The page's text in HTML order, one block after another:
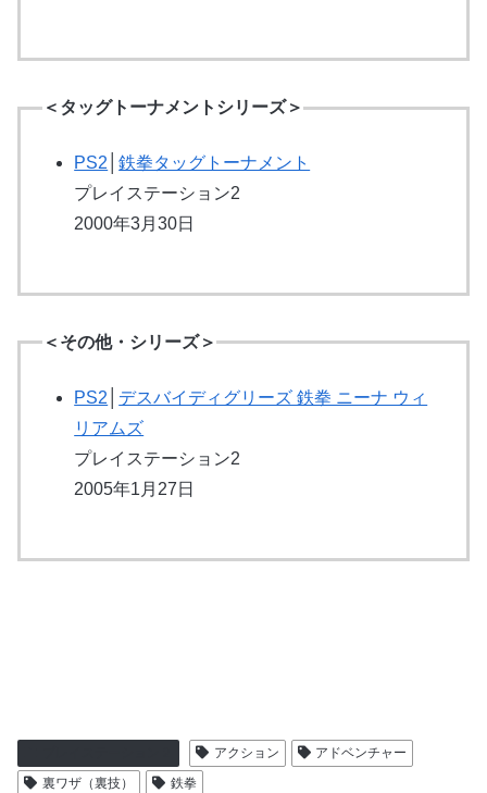
＜タッグトーナメントシリーズ＞
PS2 │鉄拳タッグトーナメント
プレイステーション2
2000年3月30日
＜その他・シリーズ＞
PS2
デスバイディグリーズ 鉄拳 ニーナ ウィ
リアムズ
プレイステーション2
2005年1月27日
アクション
アドベンチャー
裏ワザ（裏技）
鉄拳